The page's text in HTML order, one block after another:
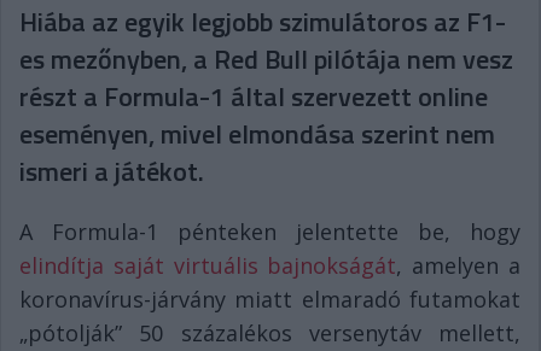
Hiába az egyik legjobb szimulátoros az F1-
es mezőnyben, a Red Bull pilótája nem vesz
részt a Formula-1 által szervezett online
eseményen, mivel elmondása szerint nem
ismeri a játékot.
A Formula-1 pénteken jelentette be, hogy
elindítja saját virtuális bajnokságát, amelyen a
koronavírus-járvány miatt elmaradó futamokat
„pótolják” 50 százalékos versenytáv mellett,